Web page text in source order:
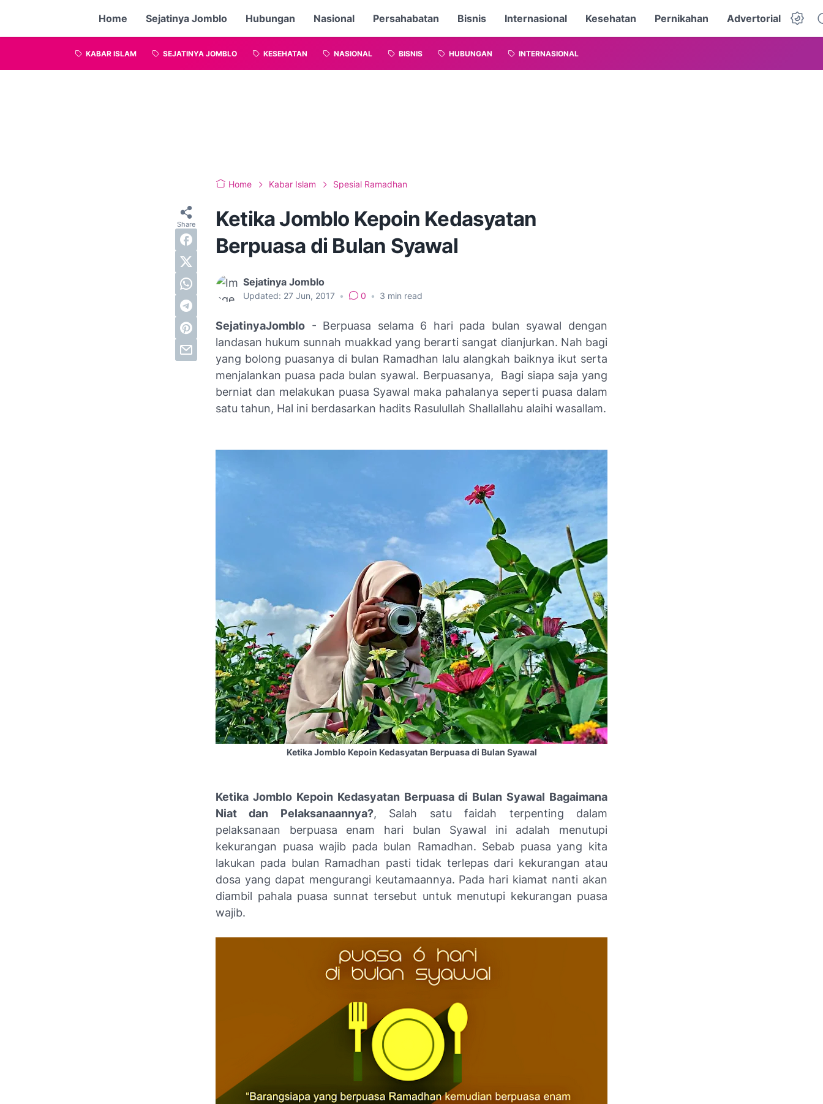
Home Sejatinya Jomblo Hubungan Nasional Persahabatan Bisnis Internasional Kesehatan Pernikahan Advertorial
KABAR ISLAM SEJATINYA JOMBLO KESEHATAN NASIONAL BISNIS HUBUNGAN INTERNASIONAL
Home Kabar Islam Spesial Ramadhan
Ketika Jomblo Kepoin Kedasyatan
Berpuasa di Bulan Syawal
Sejatinya Jomblo
Updated: 27 Jun, 2017 • 0 • 3 min read
SejatinyaJomblo - Berpuasa selama 6 hari pada bulan syawal dengan
landasan hukum sunnah muakkad yang berarti sangat dianjurkan. Nah bagi
yang bolong puasanya di bulan Ramadhan lalu alangkah baiknya ikut serta
menjalankan puasa pada bulan syawal. Berpuasanya, Bagi siapa saja yang
berniat dan melakukan puasa Syawal maka pahalanya seperti puasa dalam
satu tahun, Hal ini berdasarkan hadits Rasulullah Shallallahu alaihi wasallam.
Ketika Jomblo Kepoin Kedasyatan Berpuasa di Bulan Syawal
Ketika Jomblo Kepoin Kedasyatan Berpuasa di Bulan Syawal Bagaimana
Niat dan Pelaksanaannya?, Salah satu faidah terpenting dalam
pelaksanaan berpuasa enam hari bulan Syawal ini adalah menutupi
kekurangan puasa wajib pada bulan Ramadhan. Sebab puasa yang kita
lakukan pada bulan Ramadhan pasti tidak terlepas dari kekurangan atau
dosa yang dapat mengurangi keutamaannya. Pada hari kiamat nanti akan
diambil pahala puasa sunnat tersebut untuk menutupi kekurangan puasa
wajib.